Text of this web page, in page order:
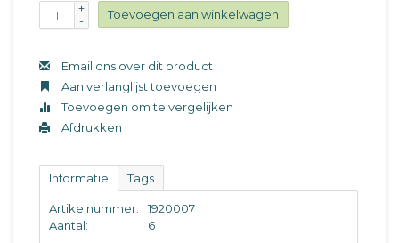
+
-
Toevoegen aan winkelwagen
Email ons over dit product
Aan verlanglijst toevoegen
Toevoegen om te vergelijken
Afdrukken
Informatie Tags
Artikelnummer:
1920007
Aantal:
6